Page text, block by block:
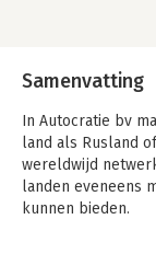
Samenvatting
In Autocratie bv
land als Rusland
wereldwijd
landen eveneens
kunnen bieden.